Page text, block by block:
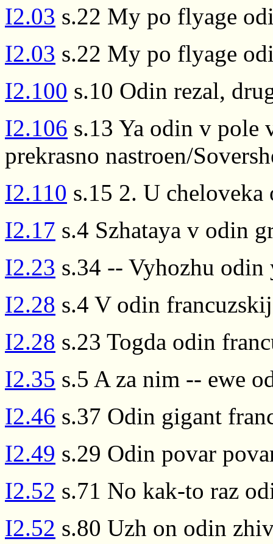
I2.03 s.22 My po flyage
I2.03 s.22 My po flyage
I2.100 s.10 Odin rezal,
I2.106 s.13 Ya odin v pole
prekrasno nastroen/
I2.110 s.15 2. U cheloveka
I2.17 s.4 Szhataya v odin
I2.23 s.34 -- Vyhozhu odin
I2.28 s.4 V odin
I2.28 s.23 Togda odin
I2.35 s.5 A za nim -- ewe
I2.46 s.37 Odin gigant
I2.49 s.29 Odin povar
I2.52 s.71 No kak-to raz
I2.52 s.80 Uzh on odin